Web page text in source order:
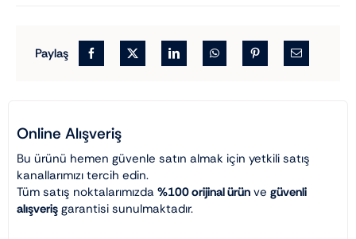
Paylaş
Online Alışveriş
Bu ürünü hemen güvenle satın almak için yetkili satış
kanallarımızı tercih edin.
Tüm satış noktalarımızda %100 orijinal ürün ve güvenli
alışveriş garantisi sunulmaktadır.